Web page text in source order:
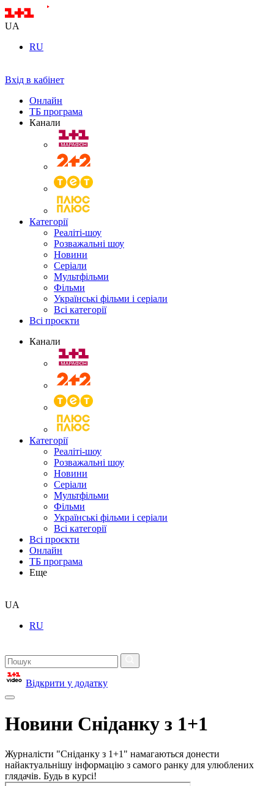
UA
RU
Вхід в кабінет
Онлайн
ТБ програма
Канали
Категорії
Реаліті-шоу
Розважальні шоу
Новини
Серіали
Мультфільми
Фільми
Українські фільми і серіали
Всі категорії
Всі проєкти
Канали
Категорії
Реаліті-шоу
Розважальні шоу
Новини
Серіали
Мультфільми
Фільми
Українські фільми і серіали
Всі категорії
Всі проєкти
Онлайн
ТБ програма
Еще
UA
RU
Відкрити у додатку
Новини Сніданку з 1+1
Журналісти "Сніданку з 1+1" намагаються донести
найактуальнішу інформацію з самого ранку для улюблених
глядачів. Будь в курсі!